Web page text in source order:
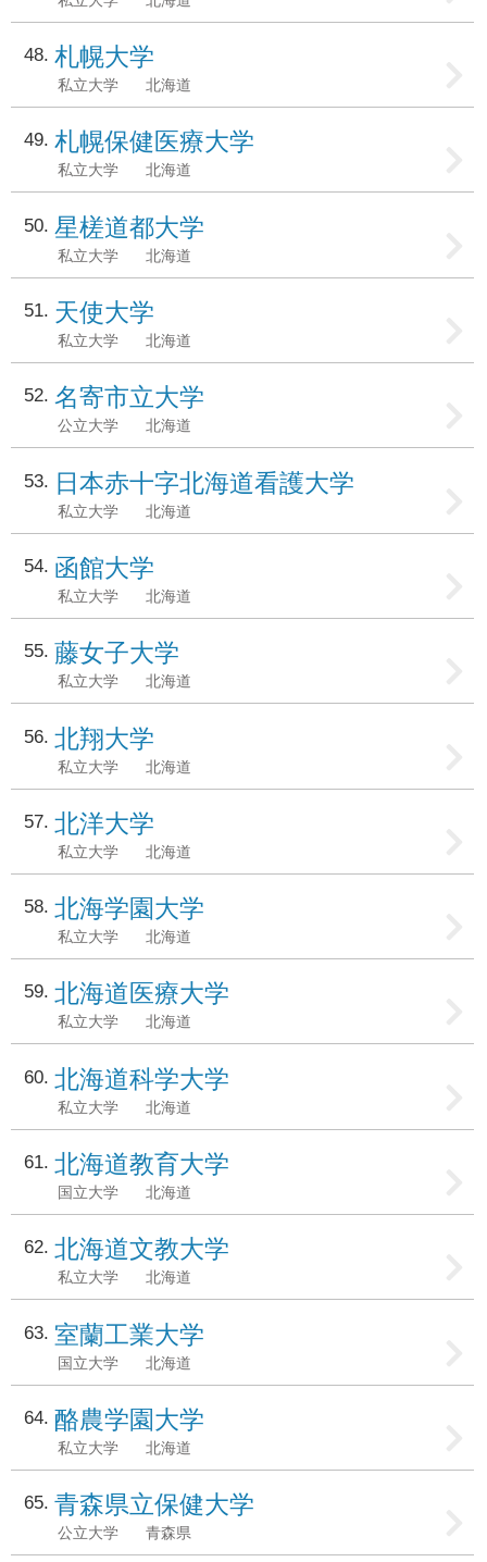
48 札幌大学
私立大学 北海道
49 札幌保健医療大学
私立大学 北海道
50 星槎道都大学
私立大学 北海道
51 天使大学
私立大学 北海道
52 名寄市立大学
公立大学 北海道
53 日本赤十字北海道看護大学
私立大学 北海道
54 函館大学
私立大学 北海道
55 藤女子大学
私立大学 北海道
56 北翔大学
私立大学 北海道
57 北洋大学
私立大学 北海道
58 北海学園大学
私立大学 北海道
59 北海道医療大学
私立大学 北海道
60 北海道科学大学
私立大学 北海道
61 北海道教育大学
国立大学 北海道
62 北海道文教大学
私立大学 北海道
63 室蘭工業大学
国立大学 北海道
64 酪農学園大学
私立大学 北海道
65 青森県立保健大学
公立大学 青森県